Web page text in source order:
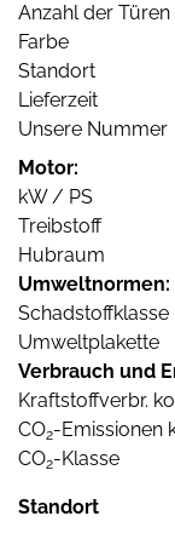
Anzahl der Türen
Farbe
Standort
Lieferzeit
Unsere Nummer
Motor:
kW / PS
Treibstoff
Hubraum
Umweltnormen:
Schadstoffklasse
Umweltplakette
Verbrauch und
Kraftstoffverbr.
CO2-Emissionen
CO2-Klasse
Standort